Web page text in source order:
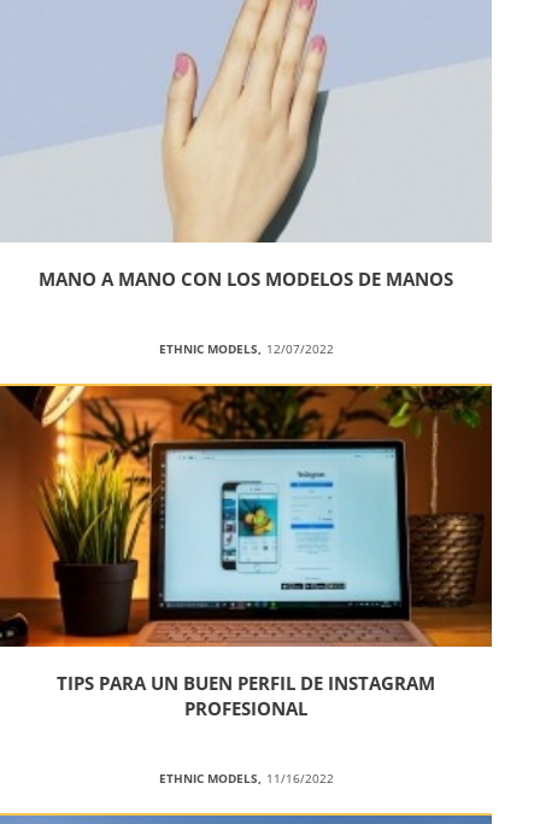
MANO A MANO CON LOS MODELOS DE MANOS
ETHNIC MODELS, 12/07/2022
TIPS PARA UN BUEN PERFIL DE INSTAGRAM
PROFESIONAL
ETHNIC MODELS, 11/16/2022